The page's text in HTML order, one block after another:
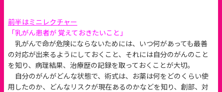
前半はミニレクチャー
「乳がん患者が 覚えておきたいこと」
乳がんで命が危険にならないためには、いつ何があっても最善
の対応が出来るようにしておくこと、それには自分のがんのこと
を知り、病理結果、治療歴の記録を取っておくことが大切。
自分のがんがどんな状態で、術式は、お薬は何をどのくらい使
用したのか、どんなリスクが現在あるのかなどを知り、創部、対